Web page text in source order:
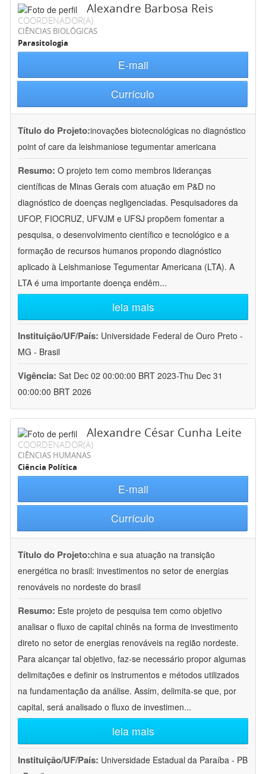
Alexandre Barbosa Reis
COORDENADOR(A)
CIÊNCIAS BIOLÓGICAS
Parasitologia
E-mail
Currículo
Título do Projeto:inovações biotecnológicas no diagnóstico
point of care da leishmaniose tegumentar americana
Resumo: O projeto tem como membros lideranças
científicas de Minas Gerais com atuação em P&D no
diagnóstico de doenças negligenciadas. Pesquisadores da
UFOP, FIOCRUZ, UFVJM e UFSJ propõem fomentar a
pesquisa, o desenvolvimento científico e tecnológico e a
formação de recursos humanos propondo diagnóstico
aplicado à Leishmaniose Tegumentar Americana (LTA). A
LTA é uma importante doença endêm...
leia mais
Instituição/UF/País: Universidade Federal de Ouro Preto -
MG - Brasil
Vigência: Sat Dec 02 00:00:00 BRT 2023-Thu Dec 31
00:00:00 BRT 2026
Alexandre César Cunha Leite
COORDENADOR(A)
CIÊNCIAS HUMANAS
Ciência Política
E-mail
Currículo
Título do Projeto:china e sua atuação na transição
energética no brasil: investimentos no setor de energias
renováveis no nordeste do brasil
Resumo: Este projeto de pesquisa tem como objetivo
analisar o fluxo de capital chinês na forma de investimento
direto no setor de energias renováveis na região nordeste.
Para alcançar tal objetivo, faz-se necessário propor algumas
delimitações e definir os instrumentos e métodos utilizados
na fundamentação da análise. Assim, delimita-se que, por
capital, será analisado o fluxo de investimen...
leia mais
Instituição/UF/País: Universidade Estadual da Paraíba - PB